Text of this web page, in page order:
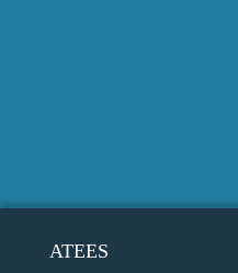
ATEES